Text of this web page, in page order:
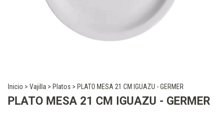
Inicio > Vajilla > Platos > PLATO MESA 21 CM IGUAZU - GERMER
PLATO MESA 21 CM IGUAZU - GERMER